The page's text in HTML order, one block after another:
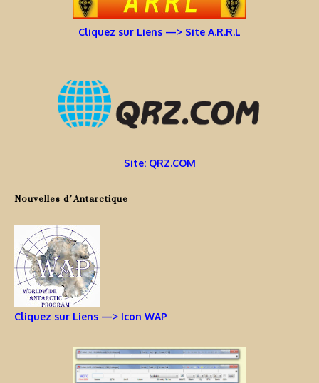
Cliquez sur Liens —> Site A.R.R.L
Site: QRZ.COM
Nouvelles d’Antarctique
Cliquez sur Liens —> Icon WAP